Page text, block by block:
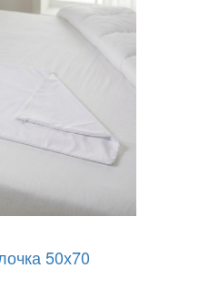
50х70